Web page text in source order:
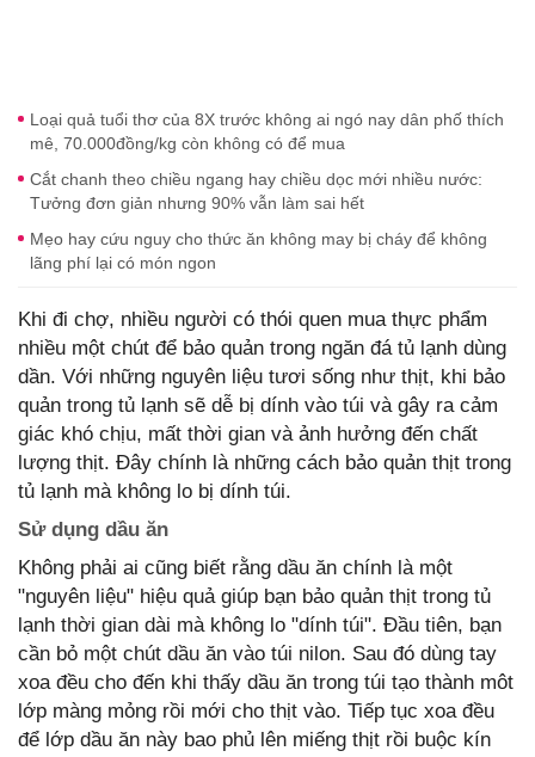
Loại quả tuổi thơ của 8X trước không ai ngó nay dân phố thích
mê, 70.000đồng/kg còn không có để mua
Cắt chanh theo chiều ngang hay chiều dọc mới nhiều nước:
Tưởng đơn giản nhưng 90% vẫn làm sai hết
Mẹo hay cứu nguy cho thức ăn không may bị cháy để không
lãng phí lại có món ngon
Khi đi chợ, nhiều người có thói quen mua thực phẩm
nhiều một chút để bảo quản trong ngăn đá tủ lạnh dùng
dần. Với những nguyên liệu tươi sống như thịt, khi bảo
quản trong tủ lạnh sẽ dễ bị dính vào túi và gây ra cảm
giác khó chịu, mất thời gian và ảnh hưởng đến chất
lượng thịt. Đây chính là những cách bảo quản thịt trong
tủ lạnh mà không lo bị dính túi.
Sử dụng dầu ăn
Không phải ai cũng biết rằng dầu ăn chính là một
"nguyên liệu" hiệu quả giúp bạn bảo quản thịt trong tủ
lạnh thời gian dài mà không lo "dính túi". Đầu tiên, bạn
cần bỏ một chút dầu ăn vào túi nilon. Sau đó dùng tay
xoa đều cho đến khi thấy dầu ăn trong túi tạo thành môt
lớp màng mỏng rồi mới cho thịt vào. Tiếp tục xoa đều
để lớp dầu ăn này bao phủ lên miếng thịt rồi buộc kín